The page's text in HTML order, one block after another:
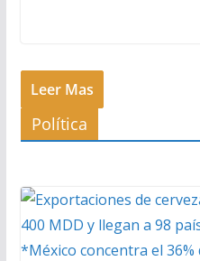
Leer Mas
Política